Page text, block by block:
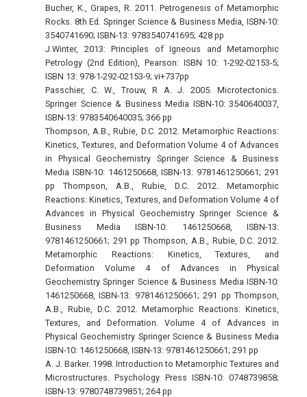
Bucher, K., Grapes, R. 2011. Petrogenesis of Metamorphic
Rocks. 8th Ed. Springer Science & Business Media, ISBN-10:
3540741690; ISBN-13: 9783540741695; 428 pp
J.Winter, 2013: Principles of Igneous and Metamorphic
Petrology (2nd Edition), Pearson: ISBN 10: 1-292-02153-5;
ISBN 13: 978-1-292-02153-9; vi+737pp
Passchier, C. W., Trouw, R A. J. 2005. Microtectonics.
Springer Science & Business Media ISBN-10: 3540640037,
ISBN-13: 9783540640035; 366 pp
Thompson, A.B., Rubie, D.C. 2012. Metamorphic Reactions:
Kinetics, Textures, and Deformation Volume 4 of Advances
in Physical Geochemistry Springer Science & Business
Media ISBN-10: 1461250668, ISBN-13: 9781461250661; 291
pp Thompson, A.B., Rubie, D.C. 2012. Metamorphic
Reactions: Kinetics, Textures, and Deformation Volume 4 of
Advances in Physical Geochemistry Springer Science &
Business Media ISBN-10: 1461250668, ISBN-13:
9781461250661; 291 pp Thompson, A.B., Rubie, D.C. 2012.
Metamorphic Reactions: Kinetics, Textures, and
Deformation Volume 4 of Advances in Physical
Geochemistry Springer Science & Business Media ISBN-10:
1461250668, ISBN-13: 9781461250661; 291 pp Thompson,
A.B., Rubie, D.C. 2012. Metamorphic Reactions: Kinetics,
Textures, and Deformation. Volume 4 of Advances in
Physical Geochemistry Springer Science & Business Media
ISBN-10: 1461250668, ISBN-13: 9781461250661; 291 pp
A. J. Barker. 1998. Introduction to Metamorphic Textures and
Microstructures. Psychology Press ISBN-10: 0748739858;
ISBN-13: 9780748739851; 264 pp